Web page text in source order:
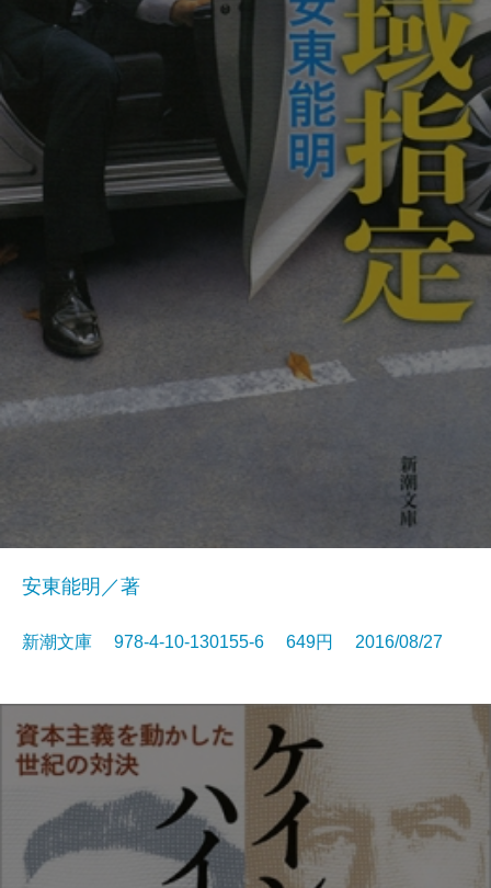
安東能明／著
新潮文庫 978-4-10-130155-6 649円 2016/08/27